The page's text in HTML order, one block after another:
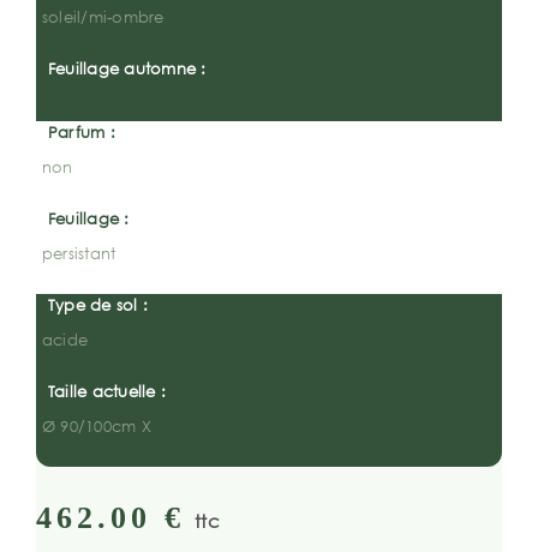
soleil/mi-ombre
Feuillage automne :
Parfum :
non
Feuillage :
persistant
Type de sol :
acide
Taille actuelle :
Ø 90/100cm X
462.00 € ttc